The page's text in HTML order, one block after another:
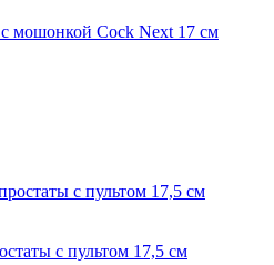
мошонкой Cock Next 17 см
с пультом 17,5 см